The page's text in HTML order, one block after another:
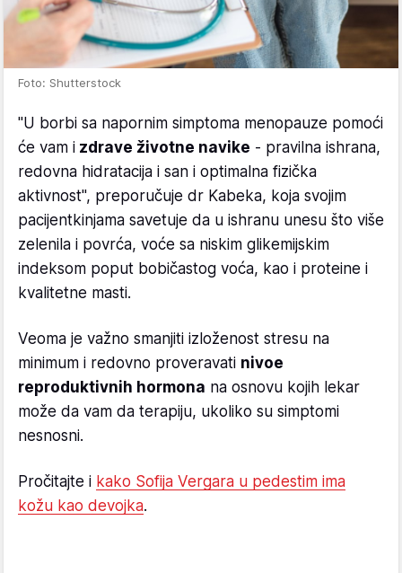
Foto: Shutterstock
"U borbi sa napornim simptoma menopauze pomoći
će vam i zdrave životne navike - pravilna ishrana,
redovna hidratacija i san i optimalna fizička
aktivnost", preporučuje dr Kabeka, koja svojim
pacijentkinjama savetuje da u ishranu unesu što više
zelenila i povrća, voće sa niskim glikemijskim
indeksom poput bobičastog voća, kao i proteine i
kvalitetne masti.
Veoma je važno smanjiti izloženost stresu na
minimum i redovno proveravati nivoe
reproduktivnih hormona na osnovu kojih lekar
može da vam da terapiju, ukoliko su simptomi
nesnosni.
Pročitajte i kako Sofija Vergara u pedestim ima
kožu kao devojka.